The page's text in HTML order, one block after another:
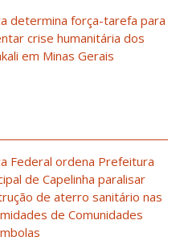
determina força-tarefa para
crise humanitária dos
em Minas Gerais
Federal ordena Prefeitura
de Capelinha paralisar
de aterro sanitário nas
de Comunidades